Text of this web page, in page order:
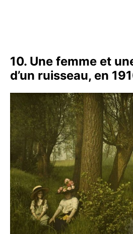
10. Une femme et
d’un ruisseau, en